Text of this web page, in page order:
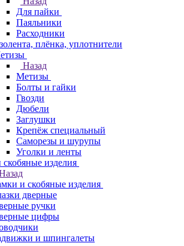
Для пайки
Паяльники
Расходники
плёнка, уплотнители
Назад
Метизы
Болты и гайки
Гвозди
Дюбели
Заглушки
Крепёж специальный
Саморезы и шурупы
Уголки и ленты
изделия
и скобяные изделия
дверные
ручки
цифры
и шпингалеты